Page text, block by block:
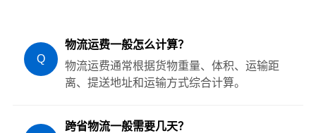
Q
物流运费一般怎么计算？
物流运费通常根据货物重量、体积、运输距
离、提送地址和运输方式综合计算。
跨省物流一般需要几天？